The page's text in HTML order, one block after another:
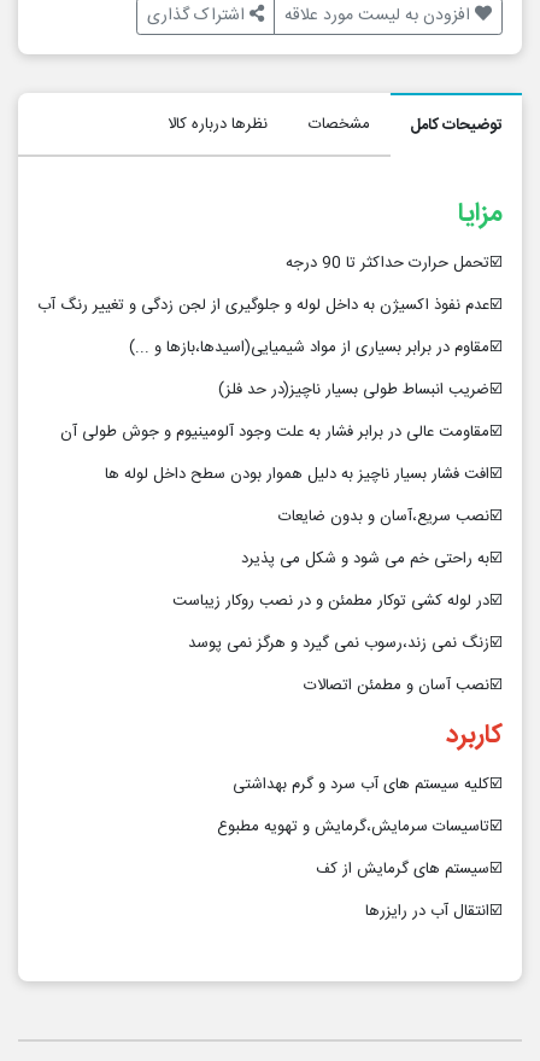
افزودن به لیست مورد علاقه اشتراک گذاری
توضیحات کامل مشخصات نظرها درباره کالا
مزایا
☑️تحمل حرارت حداکثر تا 90 درجه
☑️عدم نفوذ اکسیژن به داخل لوله و جلوگیری از لجن زدگی و تغییر رنگ آب
☑️مقاوم در برابر بسیاری از مواد شیمیایی(اسیدها،بازها و ...)
☑️ضریب انبساط طولی بسیار ناچیز(در حد فلز)
☑️مقاومت عالی در برابر فشار به علت وجود آلومینیوم و جوش طولی آن
☑️افت فشار بسیار ناچیز به دلیل هموار بودن سطح داخل لوله ها
☑️نصب سریع،آسان و بدون ضایعات
☑️به راحتی خم می شود و شکل می پذیرد
☑️در لوله کشی توکار مطمئن و در نصب روکار زیباست
☑️زنگ نمی زند،رسوب نمی گیرد و هرگز نمی پوسد
☑️نصب آسان و مطمئن اتصالات
کاربرد
☑️کلیه سیستم های آب سرد و گرم بهداشتی
☑️تاسیسات سرمایش،گرمایش و تهویه مطبوع
☑️سیستم های گرمایش از کف
☑️انتقال آب در رایزرها